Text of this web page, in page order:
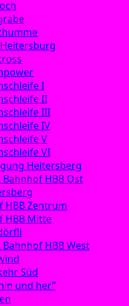
I
II
III
IV
V
VI
Heitersberg
HBB Ost
HBB Zentrum
HBB Mitte
HBB West
Süd
und her”